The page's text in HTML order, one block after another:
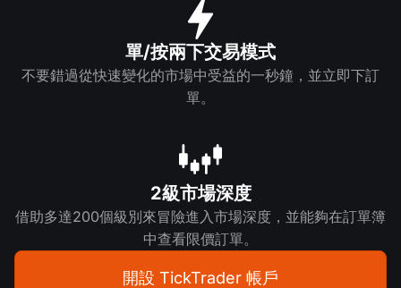
單/按兩下交易模式
不要錯過從快速變化的市場中受益的一秒鐘，並立即下訂
單。
2級市場深度
借助多達200個級別來冒險進入市場深度，並能夠在訂單簿
中查看限價訂單。
開設 TickTrader 帳戶